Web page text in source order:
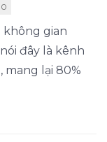
không gian
đây là kênh
mang lại 80%